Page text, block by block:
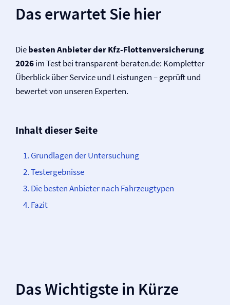
Das erwartet Sie hier
Diebesten Anbieter der Kfz-Flotten­versicherung
2026im Test bei transparent-beraten.de: Kompletter
Überblick über Service und Leistungen – geprüft und
bewertet von unseren Experten.
Inhalt dieser Seite
Grundlagen der Untersuchung
Testergebnisse
Die besten Anbieter nach Fahrzeugtypen
Fazit
Das Wichtigste in Kürze